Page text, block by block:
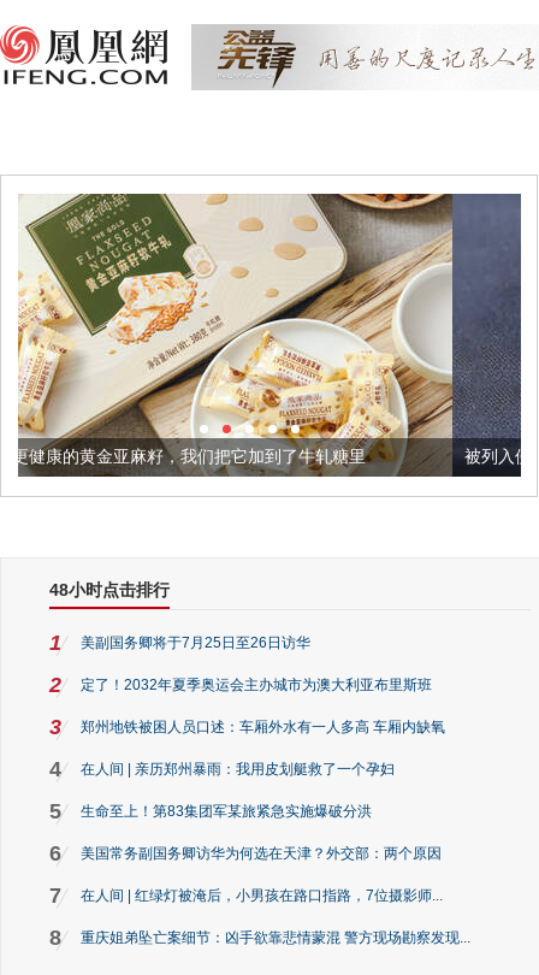
我们把它加到了牛轧糖里 被列入佛家七宝的它到底有多美
48小时点击排行
1 美副国务卿将于7月25日至26日访华
2 定了！2032年夏季奥运会主办城市为澳大利亚布里斯班
3 郑州地铁被困人员口述：车厢外水有一人多高 车厢内缺氧
4 在人间 | 亲历郑州暴雨：我用皮划艇救了一个孕妇
5 生命至上！第83集团军某旅紧急实施爆破分洪
6 美国常务副国务卿访华为何选在天津？外交部：两个原因
7 在人间 | 红绿灯被淹后，小男孩在路口指路，7位摄影师...
8 重庆姐弟坠亡案细节：凶手欲靠悲情蒙混 警方现场勘察发现...